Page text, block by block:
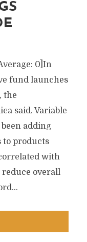
0]In
fund launches
the
said. Variable
adding
to products
with
reduce overall